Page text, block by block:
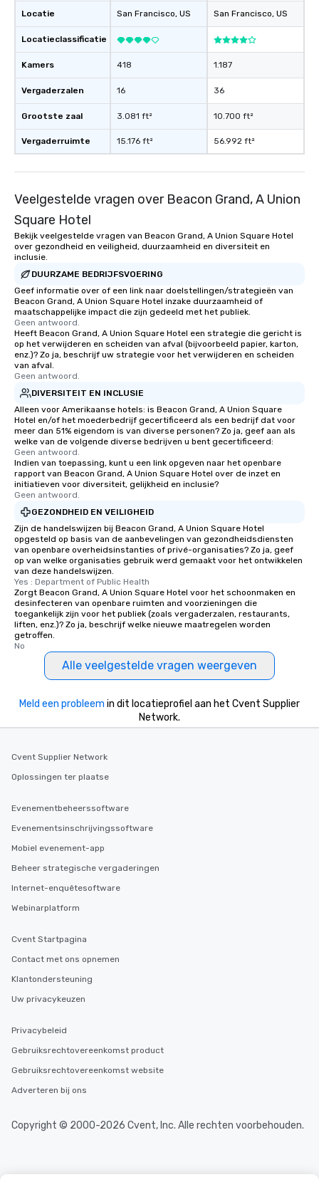
Locatie
Locatieclassificatie
Kamers
Vergaderzalen
Grootste zaal
Vergaderruimte
San Francisco, US
418
16
3.081 ft²
15.176 ft²
San Francisco, US
1.187
36
10.700 ft²
56.992 ft²
Veelgestelde vragen over Beacon Grand, A Union
Square Hotel
Bekijk veelgestelde vragen van Beacon Grand, A Union Square Hotel
over gezondheid en veiligheid, duurzaamheid en diversiteit en
inclusie.
DUURZAME BEDRIJFSVOERING
Geef informatie over of een link naar doelstellingen/strategieën van
Beacon Grand, A Union Square Hotel inzake duurzaamheid of
maatschappelijke impact die zijn gedeeld met het publiek.
Geen antwoord.
Heeft Beacon Grand, A Union Square Hotel een strategie die gericht is
op het verwijderen en scheiden van afval (bijvoorbeeld papier, karton,
enz.)? Zo ja, beschrijf uw strategie voor het verwijderen en scheiden
van afval.
Geen antwoord.
DIVERSITEIT EN INCLUSIE
Alleen voor Amerikaanse hotels: is Beacon Grand, A Union Square
Hotel en/of het moederbedrijf gecertificeerd als een bedrijf dat voor
meer dan 51% eigendom is van diverse personen? Zo ja, geef aan als
welke van de volgende diverse bedrijven u bent gecertificeerd:
Geen antwoord.
Indien van toepassing, kunt u een link opgeven naar het openbare
rapport van Beacon Grand, A Union Square Hotel over de inzet en
initiatieven voor diversiteit, gelijkheid en inclusie?
Geen antwoord.
GEZONDHEID EN VEILIGHEID
Zijn de handelswijzen bij Beacon Grand, A Union Square Hotel
opgesteld op basis van de aanbevelingen van gezondheidsdiensten
van openbare overheidsinstanties of privé-organisaties? Zo ja, geef
op van welke organisaties gebruik werd gemaakt voor het ontwikkelen
van deze handelswijzen.
Yes : Department of Public Health
Zorgt Beacon Grand, A Union Square Hotel voor het schoonmaken en
desinfecteren van openbare ruimten and voorzieningen die
toegankelijk zijn voor het publiek (zoals vergaderzalen, restaurants,
liften, enz.)? Zo ja, beschrijf welke nieuwe maatregelen worden
getroffen.
No
Alle veelgestelde vragen weergeven
Meld een probleem in dit locatieprofiel aan het Cvent Supplier
Network.
Cvent Supplier Network
Oplossingen ter plaatse
Evenementbeheerssoftware
Evenementsinschrijvingssoftware
Mobiel evenement-app
Beheer strategische vergaderingen
Internet-enquêtesoftware
Webinarplatform
Cvent Startpagina
Contact met ons opnemen
Klantondersteuning
Uw privacykeuzen
Privacybeleid
Gebruiksrechtovereenkomst product
Gebruiksrechtovereenkomst website
Adverteren bij ons
Copyright © 2000-2026 Cvent, Inc. Alle rechten voorbehouden.